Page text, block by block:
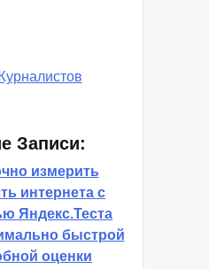
Записи:
измерить
интернета с
Яндекс.Теста
быстрой
оценки